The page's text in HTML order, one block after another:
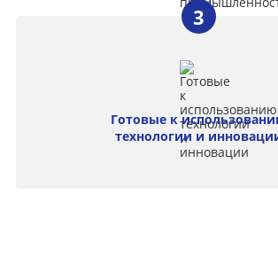
Готовые к
технологии и